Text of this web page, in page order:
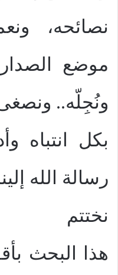
نصائحه،
موضع
ونُجِلّه.. ونصغى
بكل انتباه
رسالة الله
نختتم
هذا البحث